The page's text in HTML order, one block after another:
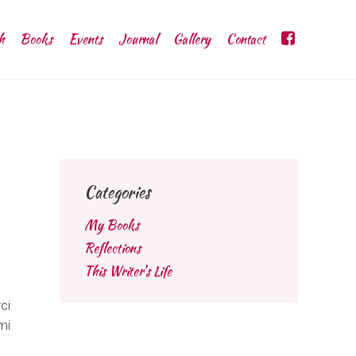
Books Events Journal Gallery Contact
Categories
My Books
Reflections
This Writer's Life